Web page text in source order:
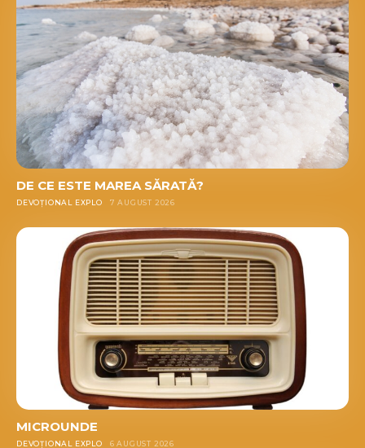
DE CE ESTE MAREA SĂRATĂ?
DEVOȚIONAL EXPLO 7 AUGUST 2026
MICROUNDE
DEVOȚIONAL EXPLO 6 AUGUST 2026